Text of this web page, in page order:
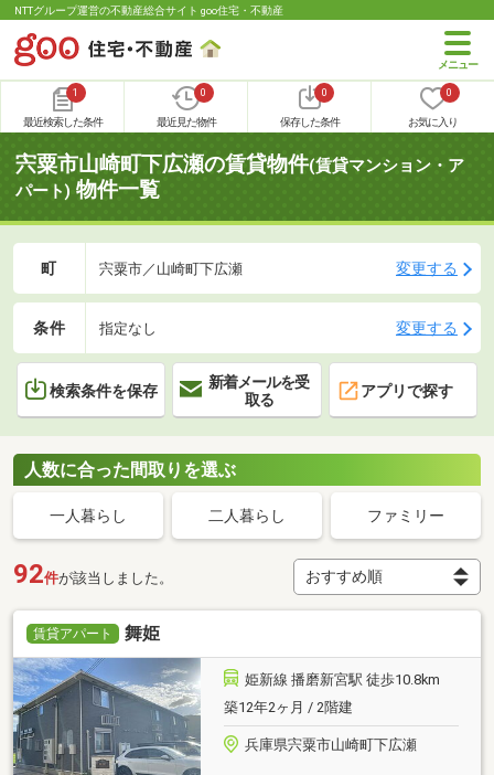
NTTグループ運営の不動産総合サイト goo住宅・不動産
1
最近検索した条件
0
最近見た物件
0
保存した条件
0
お気に入り
宍粟市山崎町下広瀬の賃貸物件(賃貸マンション・ア
パート) 物件一覧
町 宍粟市／山崎町下広瀬 変更する
条件 指定なし 変更する
検索条件を保存
新着メールを受
取る
アプリで探す
人数に合った間取りを選ぶ
一人暮らし 二人暮らし ファミリー
92件が該当しました。
賃貸アパート 舞姫
姫新線 播磨新宮駅 徒歩10.8km
築12年2ヶ月 / 2階建
兵庫県宍粟市山崎町下広瀬